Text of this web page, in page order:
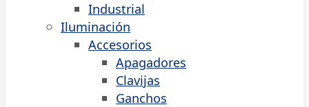
Industrial
Iluminación
Accesorios
Apagadores
Clavijas
Ganchos